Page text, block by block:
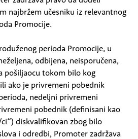
najbržem učesniku iz relevantnog
Promocije.
perioda Promocije, u
odbijena, neisporučena,
pošiljaocu tokom bilo kog
ako je privremeni pobednik
nedeljni privremeni
pobednik (definisani kao
diskvalifikovan zbog bilo
i odredbi, Promoter zadržava